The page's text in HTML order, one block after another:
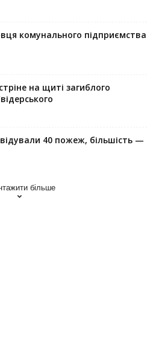
комунального підприємства
на щиті загиблого
40 пожеж, більшість —
більше